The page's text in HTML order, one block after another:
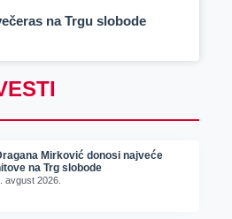
na Trgu slobode
Mirković donosi najveće
na Trg slobode
avgust 2026.